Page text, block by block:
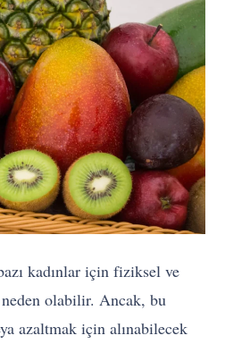
kadınlar için fiziksel ve
neden olabilir. Ancak, bu
azaltmak için alınabilecek